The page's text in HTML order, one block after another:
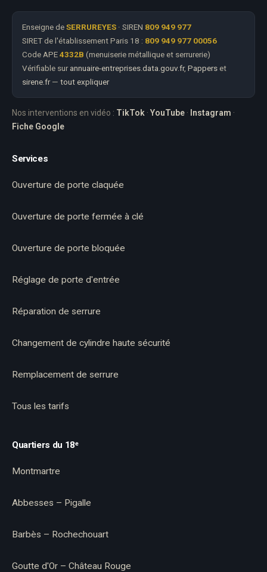
Enseigne deSERRUREYES · SIREN 809 949 977
SIRET de l'établissement Paris 18 : 809 949 977 00056
Code APE4332B (menuiserie métallique et serrurerie)
Vérifiable surannuaire-entreprises.data.gouv.fr, Papperset
sirene.fr— tout expliquer
Nos interventions en vidéo : TikTok · YouTube · Instagram ·
Fiche Google
Services
Ouverture de porte claquée
Ouverture de porte fermée à clé
Ouverture de porte bloquée
Réglage de porte d'entrée
Réparation de serrure
Changement de cylindre haute sécurité
Remplacement de serrure
Tous les tarifs
Quartiers du 18ᵉ
Montmartre
Abbesses – Pigalle
Barbès – Rochechouart
Goutte d'Or – Château Rouge